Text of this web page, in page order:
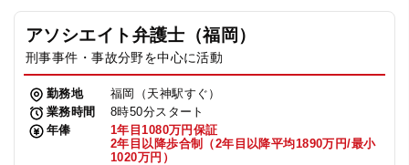
アソシエイト弁護士（福岡）
刑事事件・事故分野を中心に活動
勤務地
福岡（天神駅すぐ）
業務時間
8時50分スタート
年俸
1年目1080万円保証
2年目以降歩合制（2年目以降平均1890万円/最小
1020万円）